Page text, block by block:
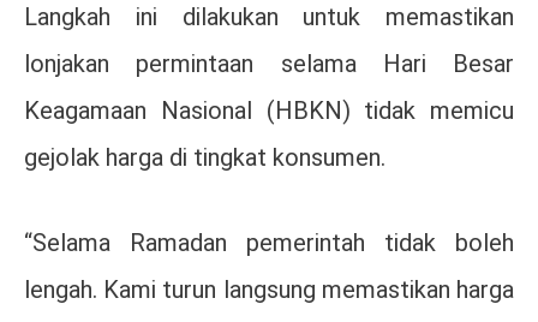
Langkah ini dilakukan untuk memastikan
lonjakan permintaan selama Hari Besar
Keagamaan Nasional (HBKN) tidak memicu
gejolak harga di tingkat konsumen.
“Selama Ramadan pemerintah tidak boleh
lengah. Kami turun langsung memastikan harga